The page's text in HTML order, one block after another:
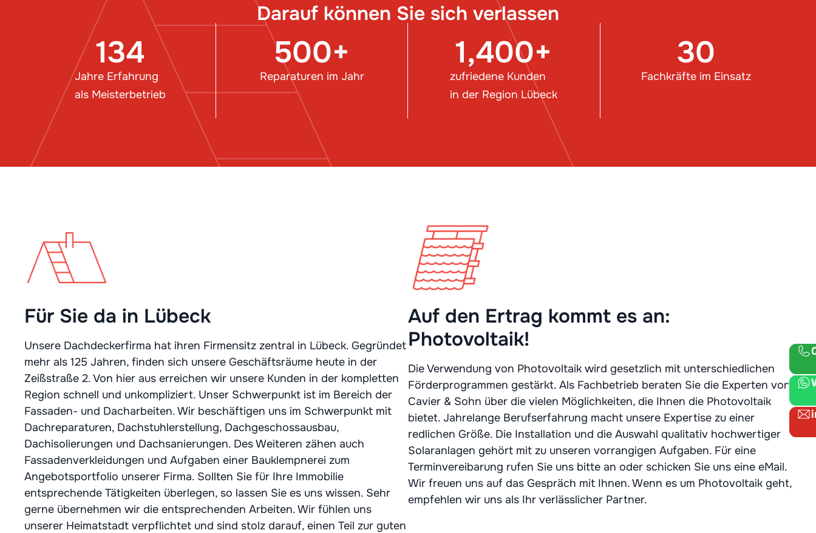
Darauf können Sie sich verlassen
Jahre Erfahrung
als Meisterbetrieb
134
Reparaturen im Jahr
500+
zufriedene Kunden
in der Region Lübeck
1,400+
Fachkräfte im Einsatz
30
Für Sie da in Lübeck
Unsere Dachdeckerfirma hat ihren Firmensitz zentral in Lübeck. Gegründet
mehr als 125 Jahren, finden sich unsere Geschäftsräume heute in der
Zeißstraße 2. Von hier aus erreichen wir unsere Kunden in der kompletten
Region schnell und unkompliziert. Unser Schwerpunkt ist im Bereich der
Fassaden- und Dacharbeiten. Wir beschäftigen uns im Schwerpunkt mit
Dachreparaturen, Dachstuhlerstellung, Dachgeschossausbau,
Dachisolierungen und Dachsanierungen. Des Weiteren zähen auch
Fassadenverkleidungen und Aufgaben einer Bauklempnerei zum
Angebotsportfolio unserer Firma. Sollten Sie für Ihre Immobilie
entsprechende Tätigkeiten überlegen, so lassen Sie es uns wissen. Sehr
gerne übernehmen wir die entsprechenden Arbeiten. Wir fühlen uns
unserer Heimatstadt verpflichtet und sind stolz darauf, einen Teil zur guten
Auf den Ertrag kommt es an:
Photovoltaik!
Die Verwendung von Photovoltaik wird gesetzlich mit unterschiedlichen
Förderprogrammen gestärkt. Als Fachbetrieb beraten Sie die Experten von
Cavier & Sohn über die vielen Möglichkeiten, die Ihnen die Photovoltaik
bietet. Jahrelange Berufserfahrung macht unsere Expertise zu einer
redlichen Größe. Die Installation und die Auswahl qualitativ hochwertiger
Solaranlagen gehört mit zu unseren vorrangigen Aufgaben. Für eine
Terminvereibarung rufen Sie uns bitte an oder schicken Sie uns eine eMail.
Wir freuen uns auf das Gespräch mit Ihnen. Wenn es um Photovoltaik geht,
empfehlen wir uns als Ihr verlässlicher Partner.